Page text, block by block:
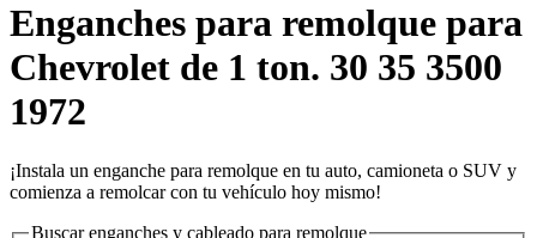
Enganches para remolque para
Chevrolet de 1 ton. 30 35 3500
1972
¡Instala un enganche para remolque en tu auto, camioneta o SUV y
comienza a remolcar con tu vehículo hoy mismo!
Buscar enganches y cableado para remolque